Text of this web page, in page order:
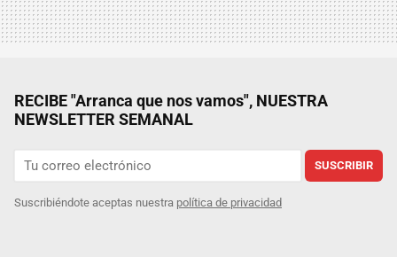
RECIBE "Arranca que nos vamos", NUESTRA
NEWSLETTER SEMANAL
SUSCRIBIR
Suscribiéndote aceptas nuestra política de privacidad